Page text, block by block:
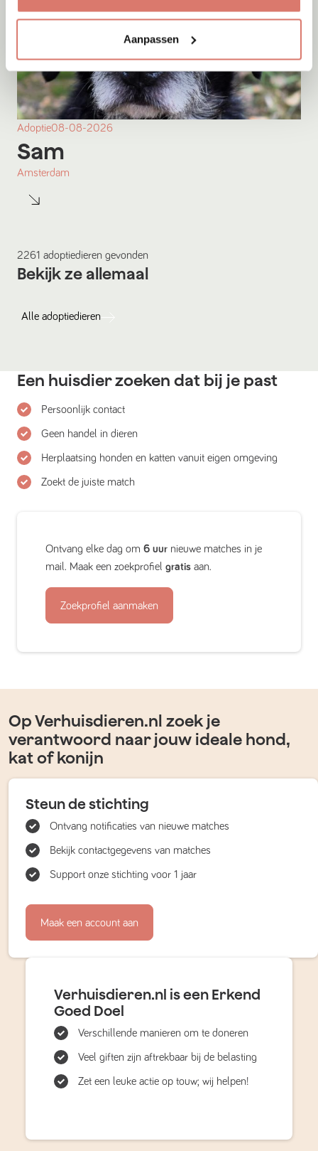
Aanpassen
Adoptie08-08-2026
Sam
Amsterdam
2261 adoptiedieren gevonden
Bekijk ze allemaal
Alle adoptiedieren
Een huisdier zoeken dat bij je past
Persoonlijk contact
Geen handel in dieren
Herplaatsing honden en katten vanuit eigen omgeving
Zoekt de juiste match
Ontvang elke dag om 6 uur nieuwe matches in je
mail. Maak een zoekprofiel gratis aan.
Zoekprofiel aanmaken
Op Verhuisdieren.nl zoek je
verantwoord naar jouw ideale hond,
kat of konijn
Steun de stichting
Ontvang notificaties van nieuwe matches
Bekijk contactgegevens van matches
Support onze stichting voor 1 jaar
Maak een account aan
Verhuisdieren.nl is een Erkend
Goed Doel
Verschillende manieren om te doneren
Veel giften zijn aftrekbaar bij de belasting
Zet een leuke actie op touw; wij helpen!